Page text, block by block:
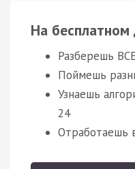
На
Разберешь
Поймешь
Узнаешь
24
Отработаешь